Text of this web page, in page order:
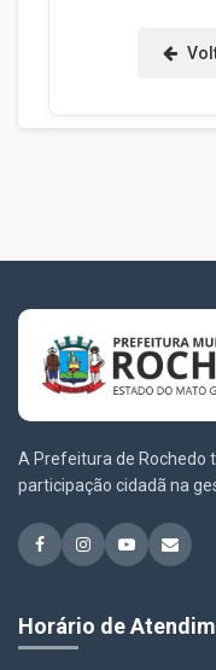
A Prefeitura de Rochedo
participação cidadã na
Horário de